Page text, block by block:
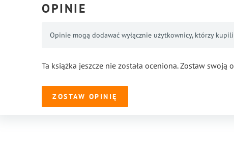
OPINIE
Opinie mogą dodawać wyłącznie użytkownicy, którzy
Ta książka jeszcze nie została oceniona. Zostaw swoją
ZOSTAW OPINIĘ